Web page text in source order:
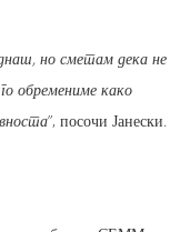
но сметам дека не
обремениме како
”, посочи Јанески.